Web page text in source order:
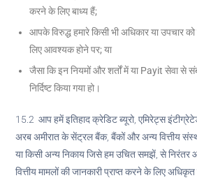
करने के लिए बाध्य हैं;
आपके विरुद्ध हमारे किसी भी अधिकार या उपचार
लिए आवश्यक होने पर; या
जैसा कि इन नियमों और शर्तों में या Payit सेवा से
निर्दिष्ट किया गया हो।
15.2 आप हमें इतिहाद क्रेडिट ब्यूरो, एमिरेट्स
अरब अमीरात के सेंट्रल बैंक, बैंकों और अन्य वित्तीय
या किसी अन्य निकाय जिसे हम उचित समझें, से निरंतर
वित्तीय मामलों की जानकारी प्राप्त करने के लिए